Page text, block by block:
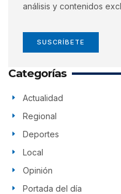
análisis y contenidos
SUSCRÍBETE
Categorías
Actualidad
Regional
Deportes
Local
Opinión
Portada del día